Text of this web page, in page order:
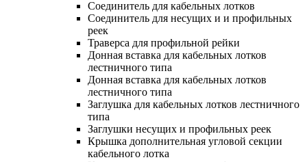
Соединитель для кабельных лотков
Соединитель для несущих и и профильных
реек
Траверса для профильной рейки
Донная вставка для кабельных лотков
лестничного типа
Донная вставка для кабельных лотков
лестничного типа
Заглушка для кабельных лотков лестничного
типа
Заглушки несущих и профильных реек
Крышка дополнительная угловой секции
кабельного лотка